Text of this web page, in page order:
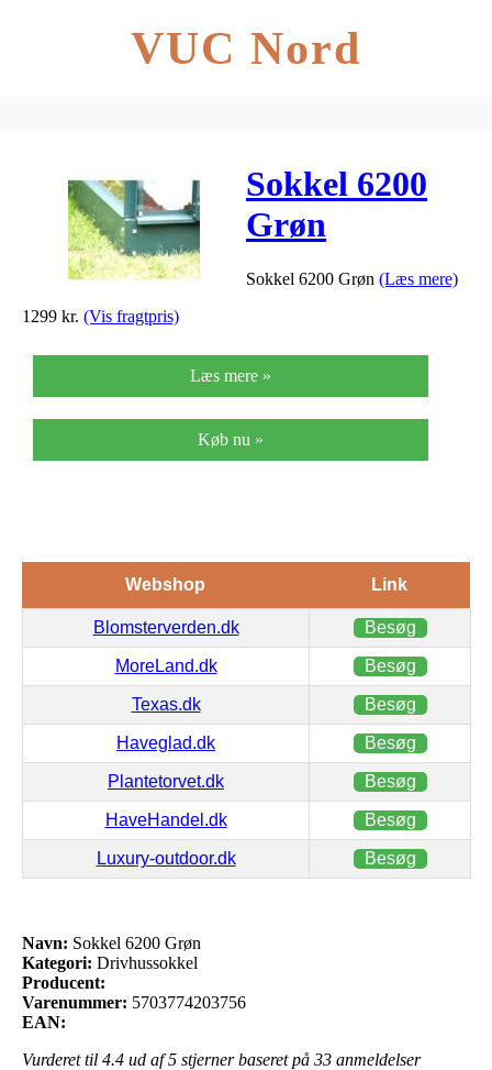
VUC Nord
Sokkel 6200
Grøn
Sokkel 6200 Grøn (Læs mere)
1299 kr. (Vis fragtpris)
Læs mere »
Køb nu »
Webshop Link
Blomsterverden.dk Besøg
MoreLand.dk Besøg
Texas.dk Besøg
Haveglad.dk Besøg
Plantetorvet.dk Besøg
HaveHandel.dk Besøg
Luxury-outdoor.dk Besøg
Navn: Sokkel 6200 Grøn
Kategori: Drivhussokkel
Producent:
Varenummer: 5703774203756
EAN:
Vurderet til 4.4 ud af 5 stjerner baseret på 33 anmeldelser